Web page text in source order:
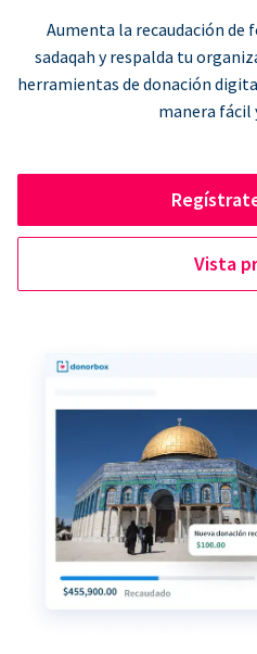
Aumenta la recaudación de
sadaqah y respalda tu
herramientas de donación
manera fácil
Vista